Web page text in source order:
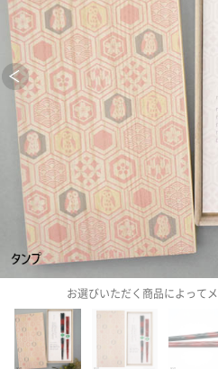
お選びいただく商品によって